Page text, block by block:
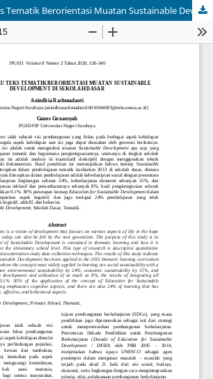
Analisis Buku Teks Tematik Berorientasi Muatan Sustainable Development di Sekolah Dasar